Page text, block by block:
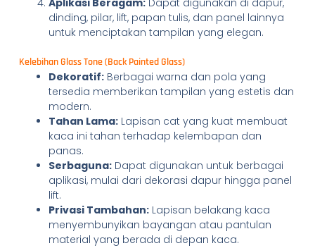
Aplikasi Beragam:Dapat digunakan di dapur,
dinding, pilar, lift, papan tulis, dan panel lainnya
untuk menciptakan tampilan yang elegan.
Kelebihan Glass Tone (Back Painted Glass)
Dekoratif:Berbagai warna dan pola yang
tersedia memberikan tampilan yang estetis dan
modern.
Tahan Lama:Lapisan cat yang kuat membuat
kaca ini tahan terhadap kelembapan dan
panas.
Serbaguna:Dapat digunakan untuk berbagai
aplikasi, mulai dari dekorasi dapur hingga panel
lift.
Privasi Tambahan:Lapisan belakang kaca
menyembunyikan bayangan atau pantulan
material yang berada di depan kaca.